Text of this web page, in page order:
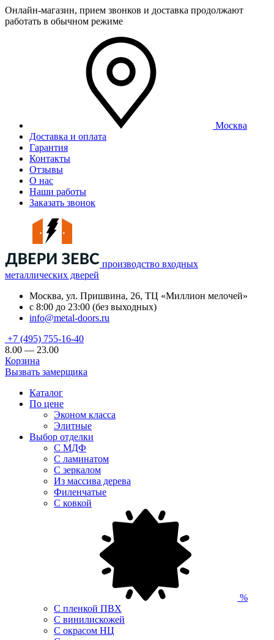
Онлайн-магазин, прием звонков и доставка продолжают
работать в обычном режиме
Москва
Доставка и оплата
Гарантия
Контакты
Отзывы
О нас
Наши работы
Заказать звонок
производство входных
металлических дверей
Москва, ул. Пришвина, 26, ТЦ «Миллион мелочей»
с 8:00 до 23:00 (без выходных)
info@metal-doors.ru
+7 (495) 755-16-40
8.00 — 23.00
Корзина
Вызвать замерщика
Каталог
По цене
Эконом класса
Элитные
Выбор отделки
С МДФ
С ламинатом
С зеркалом
Из массива дерева
Филенчатые
С ковкой
%
С пленкой ПВХ
С винилискожей
С окрасом НЦ